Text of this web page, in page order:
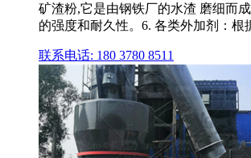
矿渣粉,它是由钢铁厂的水渣 磨细而
的强度和耐久性。6. 各类外加剂：根
联系电话: 180 3780 8511